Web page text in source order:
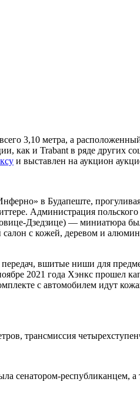
3,10 метра, а
как и Trabant в ряде других
и выставлен на аукцион
в Будапеште,
Администрация польского
Дзедзице) — миниатюра
с кожей, деревом и
вшитые ниши для
2021 года Хэнкс прошел
с автомобилем идут
трансмиссия
сенатором-республиканцем,